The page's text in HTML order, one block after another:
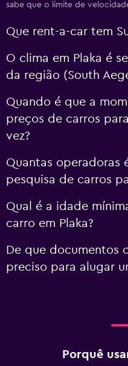
sabe que o limite de
Que rent-a-car tem
O clima em Plaka é
da região (South
Quando é que a
preços de carros
vez?
Quantas operadoras
pesquisa de carros
Qual é a idade
carro em Plaka?
De que documentos
preciso para alugar
Porquê